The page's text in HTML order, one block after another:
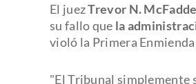
El juezTrevor N.
su fallo que la
violó la Primera
"El Tribunal simplemente